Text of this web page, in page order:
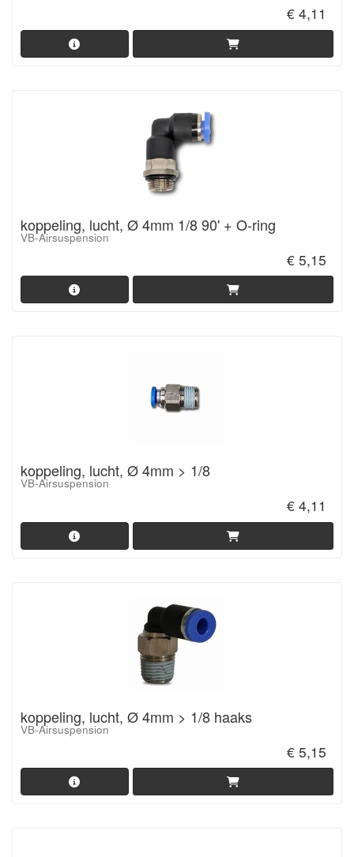
€ 4,11
koppeling, lucht, Ø 4mm 1/8 90' + O-ring
VB-Airsuspension
€ 5,15
koppeling, lucht, Ø 4mm > 1/8
VB-Airsuspension
€ 4,11
koppeling, lucht, Ø 4mm > 1/8 haaks
VB-Airsuspension
€ 5,15